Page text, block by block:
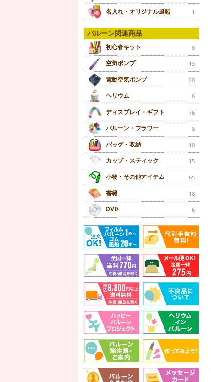
名入れ・オリジナル風船 1
バルーン関連商品
初心者キット 8
空気ポンプ 13
電動空気ポンプ 20
ヘリウム 6
ディスプレイ・ギフト 76
バルーン・フラワー 8
バッグ・収納 10
カップ・スティック 15
小物・その他アイテム 65
書籍 18
DVD 6